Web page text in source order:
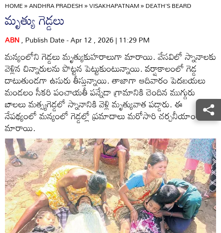
HOME»ANDHRA PRADESH»VISAKHAPATNAM»DEATH'S BEARD
మృత్యు గెడ్డలు
ABN, Publish Date - Apr 12 , 2026 | 11:29 PM
మన్యంలోని గెడ్డలు మృత్యుకుహరాలుగా మారాయి. వేసవిలో స్నానాలకు
వెళ్లిన చిన్నారులను పొట్టన పెట్టుకుంటున్నాయి. వర్షాకాలంలో గెడ్డ
దాటుతుండగా ఉసురు తీస్తున్నాయి. తాజాగా ఆదివారం పెదబయలు
మండలం సీకరి పంచాయతీ పన్నేడా గ్రామానికి చెందిన ముగ్గురు
బాలలు మత్స్యగెడ్డలో స్నానానికి వెళ్లి మృత్యువాత పడ్డారు. ఈ
నేపథ్యంలో మన్యంలో గెడ్డల్లో ప్రమాదాలు మరోసారి చర్చనీయాంశంగా
మారాయి.